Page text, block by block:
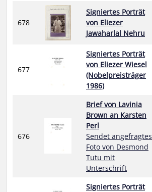
678
Signiertes Porträt
von Eliezer
Jawaharlal Nehru
677
Signiertes Porträt
von Eliezer Wiesel
(Nobelpreisträger
1986)
676
Brief von Lavinia
Brown an Karsten
Perl
Sendet angefragtes
Foto von Desmond
Tutu mit
Unterschrift
Signiertes Porträt